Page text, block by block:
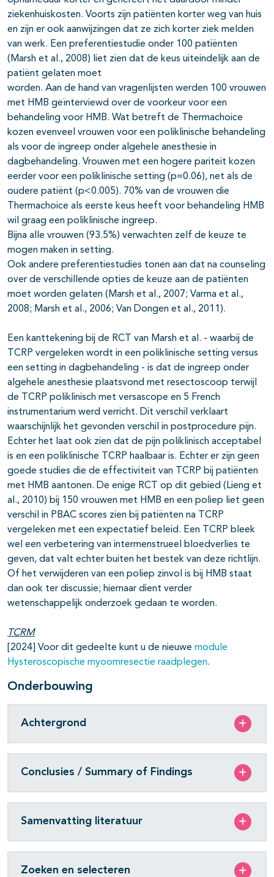
ziekenhuiskosten. Voorts zijn patiënten korter weg van huis
en zijn er ook aanwijzingen dat ze zich korter ziek melden
van werk. Een preferentiestudie onder 100 patiënten
(Marsh et al., 2008) liet zien dat de keus uiteindelijk aan de
patiënt gelaten moet
worden. Aan de hand van vragenlijsten werden 100 vrouwen
met HMB geïnterviewd over de voorkeur voor een
behandeling voor HMB. Wat betreft de Thermachoice
kozen evenveel vrouwen voor een poliklinische behandeling
als voor de ingreep onder algehele anesthesie in
dagbehandeling. Vrouwen met een hogere pariteit kozen
eerder voor een poliklinische setting (p=0.06), net als de
oudere patiënt (p<0.005). 70% van de vrouwen die
Thermachoice als eerste keus heeft voor behandeling HMB
wil graag een poliklinische ingreep.
Bijna alle vrouwen (93.5%) verwachten zelf de keuze te
mogen maken in setting.
Ook andere preferentiestudies tonen aan dat na counseling
over de verschillende opties de keuze aan de patiënten
moet worden gelaten (Marsh et al., 2007; Varma et al.,
2008; Marsh et al., 2006; Van Dongen et al., 2011).
Een kanttekening bij de RCT van Marsh et al. - waarbij de
TCRP vergeleken wordt in een poliklinische setting versus
een setting in dagbehandeling - is dat de ingreep onder
algehele anesthesie plaatsvond met resectoscoop terwijl
de TCRP poliklinisch met versascope en 5 French
instrumentarium werd verricht. Dit verschil verklaart
waarschijnlijk het gevonden verschil in postprocedure pijn.
Echter het laat ook zien dat de pijn poliklinisch acceptabel
is en een poliklinische TCRP haalbaar is. Echter er zijn geen
goede studies die de effectiviteit van TCRP bij patiënten
met HMB aantonen. De enige RCT op dit gebied (Lieng et
al., 2010) bij 150 vrouwen met HMB en een poliep liet geen
verschil in PBAC scores zien bij patiënten na TCRP
vergeleken met een expectatief beleid. Een TCRP bleek
wel een verbetering van intermenstrueel bloedverlies te
geven, dat valt echter buiten het bestek van deze richtlijn.
Of het verwijderen van een poliep zinvol is bij HMB staat
dan ook ter discussie; hiernaar dient verder
wetenschappelijk onderzoek gedaan te worden.
TCRM
[2024] Voor dit gedeelte kunt u de nieuwe module
Hysteroscopische myoomresectie raadplegen.
Onderbouwing
Achtergrond
Conclusies / Summary of Findings
Samenvatting literatuur
Zoeken en selecteren